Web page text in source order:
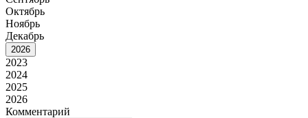
Октябрь
Ноябрь
Декабрь
2026
2023
2024
2025
2026
Комментарий